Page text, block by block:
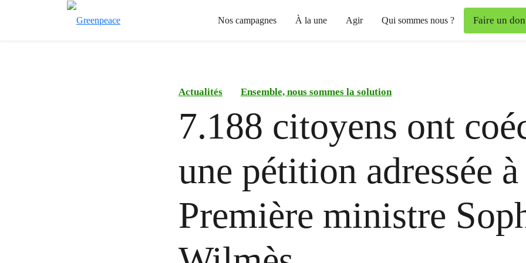
Nos campagnes À la une Agir Qui sommes nous ? Faire un don
Actualités Ensemble, nous sommes la solution
7.188 citoyens ont
une pétition adressée
Première ministre